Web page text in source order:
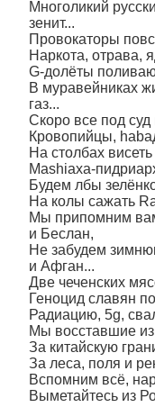
Многоликий
зенит...
Провокаторы
Наркота, отрава,
G-долёты
В муравейниках
газ...
Скоро все под суд
Кровопийцы,
На столбах
Маshiаха-
Будем лбы
На колы сажать
Мы припомним
и Беслан,
Не забудем
и Афган...
Две чеченских
Геноцид славян
Радиацию, 5g,
Мы восставшие
За китайскую
За леса, поля и
Вспомним всё,
Выметайтесь из